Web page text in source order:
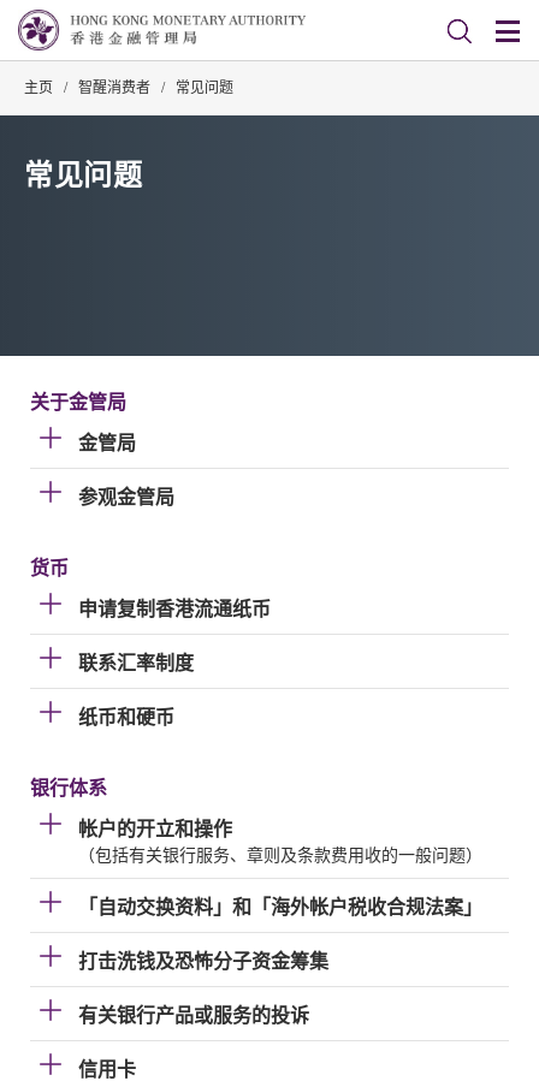
主页 / 智醒消费者 / 常见问题
常见问题
关于金管局
金管局
参观金管局
货币
申请复制香港流通纸币
联系汇率制度
纸币和硬币
银行体系
帐户的开立和操作
（包括有关银行服务、章则及条款费用收的一般问题）
「自动交换资料」和「海外帐户税收合规法案」
打击洗钱及恐怖分子资金筹集
有关银行产品或服务的投诉
信用卡